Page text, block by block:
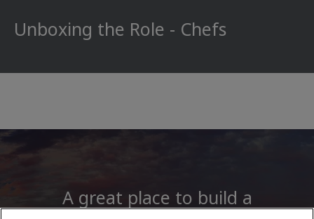
Unboxing the Role - Chefs
A great place to build a